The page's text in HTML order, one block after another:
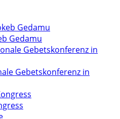
Gedamu
Gebetskonferenz in